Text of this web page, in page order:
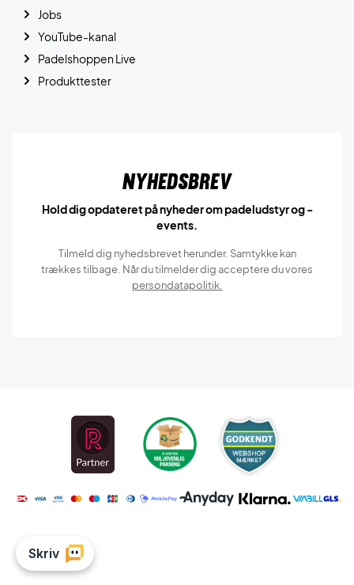
Jobs
YouTube-kanal
Padelshoppen Live
Produkttester
Nyhedsbrev
Hold dig opdateret på nyheder om padeludstyr og -
events.
Tilmeld dig nyhedsbrevet herunder. Samtykke kan
trækkes tilbage. Når du tilmelder dig acceptere du vores
persondatapolitik.